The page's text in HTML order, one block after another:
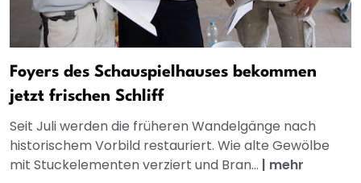
Foyers des Schauspielhauses bekommen
jetzt frischen Schliff
Seit Juli werden die früheren Wandelgänge nach
historischem Vorbild restauriert. Wie alte Gewölbe
mit Stuckelementen verziert und Bran... | mehr